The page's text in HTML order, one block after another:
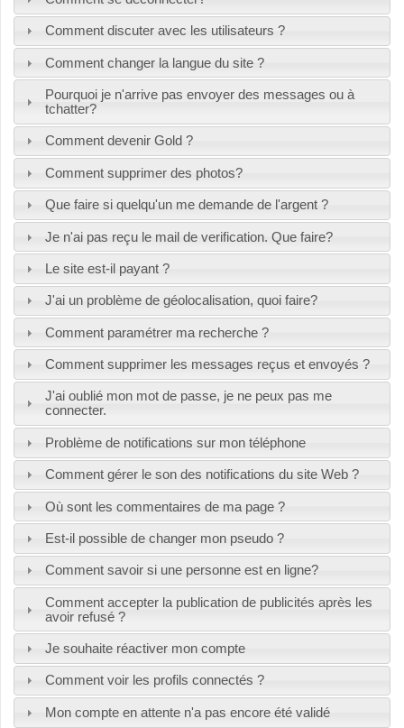
Comment discuter avec les utilisateurs ?
Comment changer la langue du site ?
Pourquoi je n'arrive pas envoyer des messages ou à
tchatter?
Comment devenir Gold ?
Comment supprimer des photos?
Que faire si quelqu'un me demande de l'argent ?
Je n'ai pas reçu le mail de verification. Que faire?
Le site est-il payant ?
J'ai un problème de géolocalisation, quoi faire?
Comment paramétrer ma recherche ?
Comment supprimer les messages reçus et envoyés ?
J'ai oublié mon mot de passe, je ne peux pas me
connecter.
Problème de notifications sur mon téléphone
Comment gérer le son des notifications du site Web ?
Où sont les commentaires de ma page ?
Est-il possible de changer mon pseudo ?
Comment savoir si une personne est en ligne?
Comment accepter la publication de publicités après les
avoir refusé ?
Je souhaite réactiver mon compte
Comment voir les profils connectés ?
Mon compte en attente n'a pas encore été validé